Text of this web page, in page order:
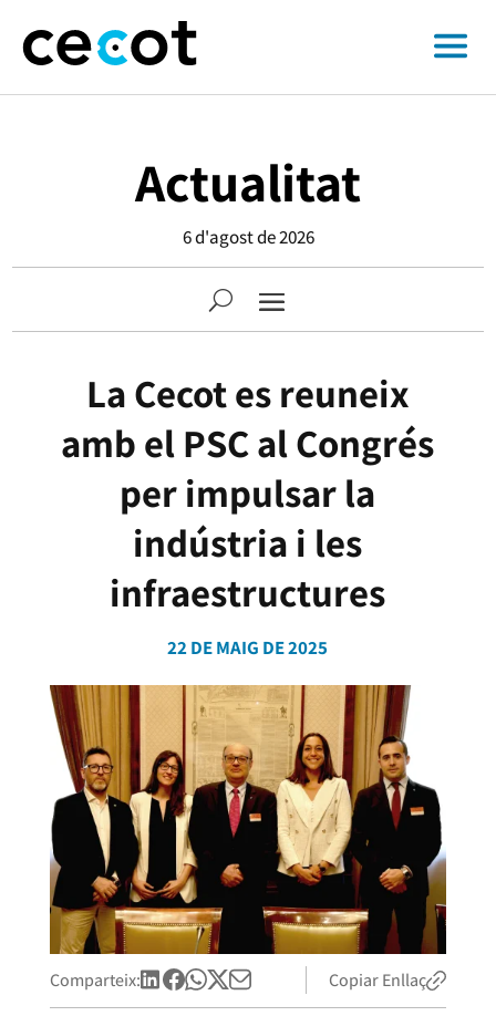
Actualitat
6 d'agost de 2026
La Cecot es reuneix
amb el PSC al Congrés
per impulsar la
indústria i les
infraestructures
22 DE MAIG DE 2025
Comparteix: Copiar Enllaç